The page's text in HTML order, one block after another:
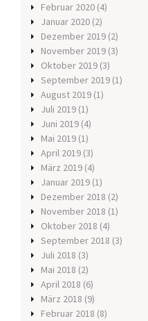
Februar 2020 (4)
Januar 2020 (2)
Dezember 2019 (2)
November 2019 (3)
Oktober 2019 (3)
September 2019 (1)
August 2019 (1)
Juli 2019 (1)
Juni 2019 (4)
Mai 2019 (1)
April 2019 (3)
März 2019 (4)
Januar 2019 (1)
Dezember 2018 (2)
November 2018 (1)
Oktober 2018 (4)
September 2018 (3)
Juli 2018 (3)
Mai 2018 (2)
April 2018 (6)
März 2018 (9)
Februar 2018 (8)